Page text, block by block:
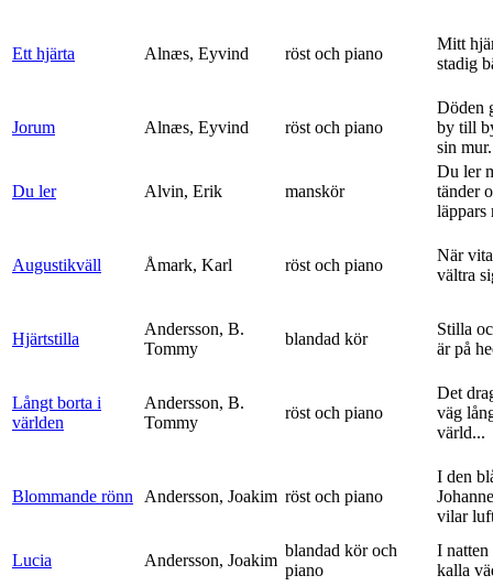
Ett hjärta Alnæs, Eyvind röst och piano
Mitt
stadig
Jorum Alnæs, Eyvind röst och piano
Döden
by till
sin
Du ler Alvin, Erik manskör
Du ler
tänder
läppars
Augustikväll Åmark, Karl röst och piano
När
vältra
Hjärtstilla
Andersson, B.
Tommy
blandad kör
Stilla
är på
Långt borta i
världen
Andersson, B.
Tommy
röst och piano
Det
väg
värld...
Blommande rönn Andersson, Joakim röst och piano
I den
vilar
Lucia Andersson, Joakim
blandad kör och
piano
I natten
kalla